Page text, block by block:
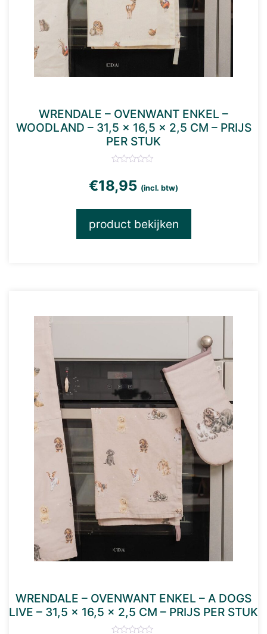
WRENDALE – OVENWANT ENKEL –
WOODLAND – 31,5 × 16,5 × 2,5 CM – PRIJS
PER STUK
€18,95 (incl. btw)
product bekijken
WRENDALE – OVENWANT ENKEL – A DOGS
LIVE – 31,5 × 16,5 × 2,5 CM – PRIJS PER STUK